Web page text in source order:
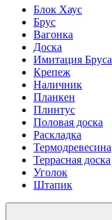
Блок Хаус
Брус
Вагонка
Доска
Имитация Бруса
Крепеж
Наличник
Планкен
Плинтус
Половая доска
Раскладка
Термодревесина
Террасная доска
Уголок
Штапик